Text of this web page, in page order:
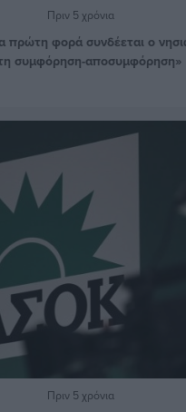
Πριν 5 χρόνια
πρώτη φορά συνδέεται ο
συμφόρηση-αποσυμφόρηση»
Πριν 5 χρόνια